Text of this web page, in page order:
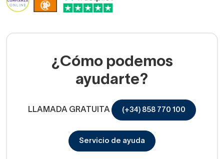
¿Cómo podemos
ayudarte?
LLAMADA GRATUITA (+34) 858 770 100
Servicio de ayuda